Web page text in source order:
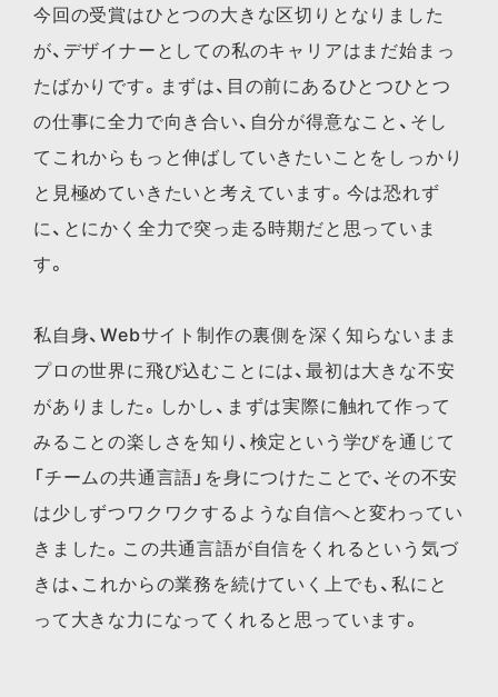
今回の受賞はひとつの大きな区切りとなりました
が、デザイナーとしての私のキャリアはまだ始まっ
たばかりです。まずは、目の前にあるひとつひとつ
の仕事に全力で向き合い、自分が得意なこと、そし
てこれからもっと伸ばしていきたいことをしっかり
と見極めていきたいと考えています。今は恐れず
に、とにかく全力で突っ走る時期だと思っていま
す。
私自身、Webサイト制作の裏側を深く知らないまま
プロの世界に飛び込むことには、最初は大きな不安
がありました。しかし、まずは実際に触れて作って
みることの楽しさを知り、検定という学びを通じて
「チームの共通言語」を身につけたことで、その不安
は少しずつワクワクするような自信へと変わってい
きました。この共通言語が自信をくれるという気づ
きは、これからの業務を続けていく上でも、私にと
って大きな力になってくれると思っています。